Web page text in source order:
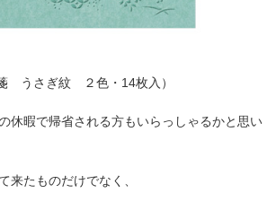
うさぎ紋 ２色・14枚入）
休暇で帰省される方もいらっしゃるかと思い
来たものだけでなく、